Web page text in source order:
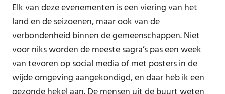
Elk van deze evenementen is een viering van het
land en de seizoenen, maar ook van de
verbondenheid binnen de gemeenschappen. Niet
voor niks worden de meeste sagra’s pas een week
van tevoren op social media of met posters in de
wijde omgeving aangekondigd, en daar heb ik een